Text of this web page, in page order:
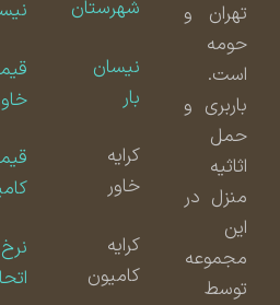
تهران و
حومه
است.
باربری و
حمل
اثاثیه
منزل در
مجموعه
توسط
شهرستان
نیسان
کامیون
نیسان
قیمت
قیمت
کامیون
اتحادیه